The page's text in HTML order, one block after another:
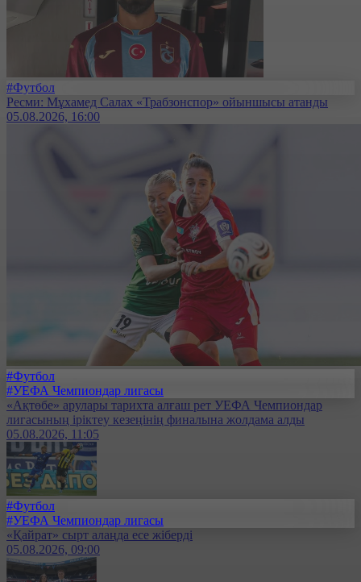
#Футбол
Ресми: Мұхамед Салах «Трабзонспор» ойыншысы атанды
05.08.2026, 16:00
#Футбол
#УЕФА Чемпиондар лигасы
«Ақтөбе» арулары тарихта алғаш рет УЕФА Чемпиондар
лигасының іріктеу кезеңінің финалына жолдама алды
05.08.2026, 11:05
#Футбол
#УЕФА Чемпиондар лигасы
«Қайрат» сырт алаңда есе жіберді
05.08.2026, 09:00